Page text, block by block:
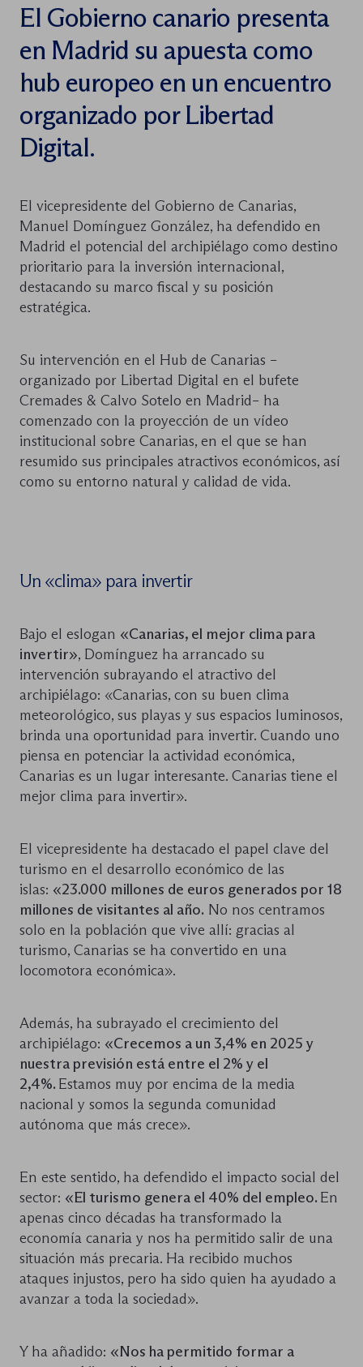
El Gobierno canario presenta
en Madrid su apuesta como
hub europeo en un encuentro
organizado por Libertad
Digital.
El vicepresidente del Gobierno de Canarias,
Manuel Domínguez González, ha defendido en
Madrid el potencial del archipiélago como destino
prioritario para la inversión internacional,
destacando su marco fiscal y su posición
estratégica.
Su intervención en el Hub de Canarias –
organizado por Libertad Digital en el bufete
Cremades & Calvo Sotelo en Madrid– ha
comenzado con la proyección de un vídeo
institucional sobre Canarias, en el que se han
resumido sus principales atractivos económicos, así
como su entorno natural y calidad de vida.
Un «clima» para invertir
Bajo el eslogan «Canarias, el mejor clima para
invertir», Domínguez ha arrancado su
intervención subrayando el atractivo del
archipiélago: «Canarias, con su buen clima
meteorológico, sus playas y sus espacios luminosos,
brinda una oportunidad para invertir. Cuando uno
piensa en potenciar la actividad económica,
Canarias es un lugar interesante. Canarias tiene el
mejor clima para invertir».
El vicepresidente ha destacado el papel clave del
turismo en el desarrollo económico de las
islas: «23.000 millones de euros generados por 18
millones de visitantes al año. No nos centramos
solo en la población que vive allí: gracias al
turismo, Canarias se ha convertido en una
locomotora económica».
Además, ha subrayado el crecimiento del
archipiélago: «Crecemos a un 3,4% en 2025 y
nuestra previsión está entre el 2% y el
2,4%. Estamos muy por encima de la media
nacional y somos la segunda comunidad
autónoma que más crece».
En este sentido, ha defendido el impacto social del
sector: «El turismo genera el 40% del empleo. En
apenas cinco décadas ha transformado la
economía canaria y nos ha permitido salir de una
situación más precaria. Ha recibido muchos
ataques injustos, pero ha sido quien ha ayudado a
avanzar a toda la sociedad».
Y ha añadido: «Nos ha permitido formar a